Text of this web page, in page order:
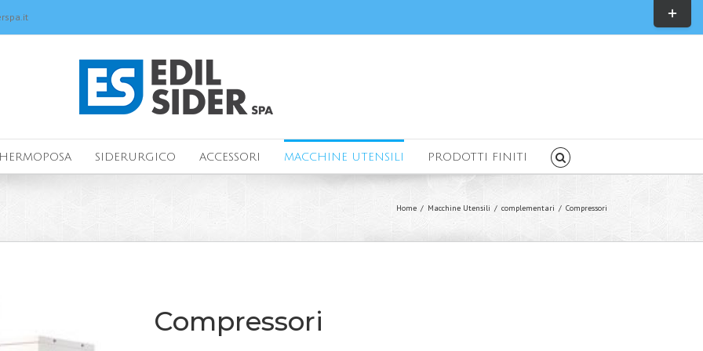
SIDERURGICO ACCESSORI MACCHINE UTENSILI PRODOTTI FINITI
Home / Macchine Utensili / complementari / Compressori
Compressori
Toggle
Sliding